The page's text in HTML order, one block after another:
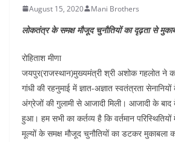
August 15, 2020 Mani Brothers
लोकतंत्र के समक्ष मौजूद चुनौतियों का दृढ़ता से
रोहिताश मीणा
जयपुर(राजस्थान)मुख्यमंत्री श्री अशोक गहलोत ने कहा
गांधी की रहनुमाई में ज्ञात-अज्ञात स्वतंत्रता
अंग्रेजों की गुलामी से आजादी मिली। आजादी के
हुआ। हम सभी का कर्तव्य है कि वर्तमान
मूल्यों के समक्ष मौजूद चुनौतियों का डटकर